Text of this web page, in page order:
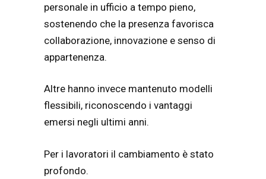
personale in ufficio a tempo pieno,
sostenendo che la presenza favorisca
collaborazione, innovazione e senso di
appartenenza.
Altre hanno invece mantenuto modelli
flessibili, riconoscendo i vantaggi
emersi negli ultimi anni.
Per i lavoratori il cambiamento è stato
profondo.